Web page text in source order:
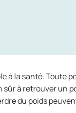
à la santé. Toute
à retrouver un
du poids